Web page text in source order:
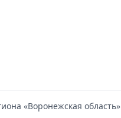
«Воронежская область»